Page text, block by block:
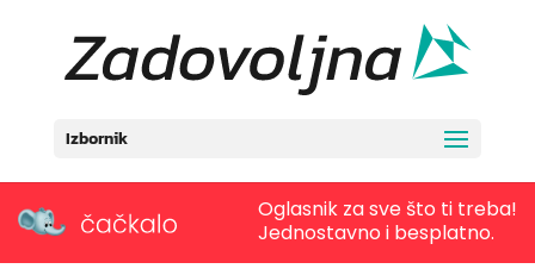
Izbornik